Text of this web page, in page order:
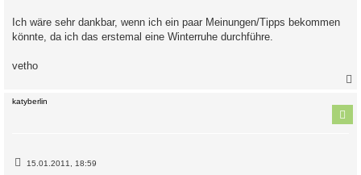
Ich wäre sehr dankbar, wenn ich ein paar Meinungen/Tipps bekommen
könnte, da ich das erstemal eine Winterruhe durchführe.
vetho
katyberlin
B15.01.2011, 18:59